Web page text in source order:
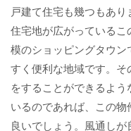
戸建て住宅も幾つもあ
住宅地が広がっている
模のショッピングタウ
すく便利な地域です。
をすることができるよ
いるのであれば、この
良いでしょう。風通し